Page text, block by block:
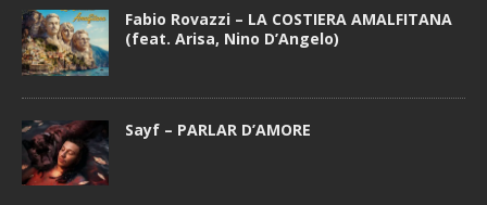
Fabio Rovazzi – LA COSTIERA AMALFITANA
(feat. Arisa, Nino D’Angelo)
Sayf – PARLAR D’AMORE